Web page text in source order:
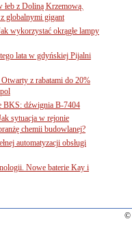
łeb z Doliną Krzemową.
globalnymi gigant
wykorzystać okrągłe lampy
lata w gdyńskiej Pijalni
z rabatami do 20%
BKS: dźwignia B-7404
sytuacja w rejonie
chemii budowlanej?
automatyzacji obsługi
Nowe baterie Kay i
©